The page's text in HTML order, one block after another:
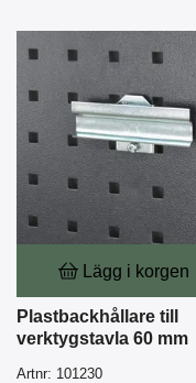
Lägg i korgen
Plastbackhållare till
verktygstavla 60 mm
Artnr: 101230